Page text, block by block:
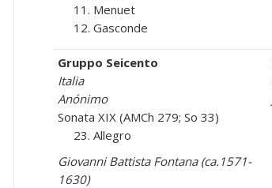
11. Menuet
12. Gasconde
Gruppo Seicento
Italia
Anónimo
Sonata XIX (AMCh 279; So 33)
23. Allegro
Giovanni Battista Fontana (ca.1571-
1630)